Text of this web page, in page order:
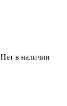
Нет в наличии